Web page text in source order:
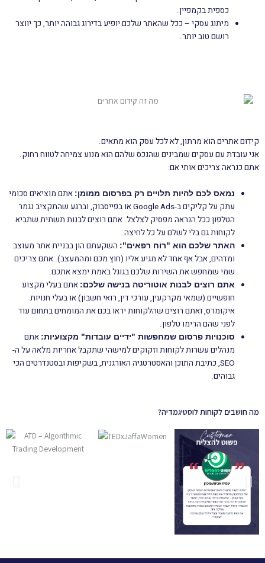
כספית בקמפיין.
מיתוג עסקי – ככל שהאתר שלכם יופיע בדירוג גבוהה יותר, כך יווצר
רושם טוב יותר.
קידום אתרים הוא מרתון, לא לכל עסק הוא מתאים.
אני עובדת עם עסקים שמבינים שהנכס שלהם הוא מנוע צמיחה לטווח רחוק.
אתם כנראה צריכים אותי אם:
נמאס לכם להיות תלויים רק בפרסום ממומן: אתם מוציאים סכומי
עתק על קליקים ב-Google Ads או בפייסבוק, וברגע שהתקציב נגמר
הטלפון ככל הנראה מפסיק לצלצל. אתם רוצים לבנות תשתית שתביא
לקוחות גם בלי לשלם על כל לחיצה.
האתר שלכם הוא "רוח רפאים": השקעתם הון בבניית אתר מעוצב
ומדהים, אבל אף אחד לא מגיע אליו (חוץ מכם ומהמעצב). אתם צריכים
שמי שמחפש את השירות שלכם בגוגל באמת ימצא אתכם.
אתם רוצים לבנות אוטוריטה בנישה שלכם: אתם בעלי מקצוע
חופשיים (שמאי מקרקעין, עורכי דין, רואי חשבון) או בעלי חנויות
איקומרס, ואתם רוצים שהלקוחות יראו בכם את המומחים בתחום עוד
לפני שהם הרימו טלפון.
סוכנויות פרסום שמחפשות "ידיים עובדות" מקצועיות: אתם
מנהלים עשרות לקוחות וזקוקים למישהי שתקבל אחריות מלאה על ה-
SEO, כתיבת התוכן והאסטרטגיה האורגנית, בשקיפות ובסטנדרטים הכי
גבוהים.
מה חושבים לקוחות לוסטיגמדיה?